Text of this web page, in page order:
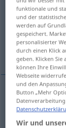
Übersicht
(Für mehr
Umwelt,
Umweltf
Umgebungf
funktionale und
und der
werden auf
gespeichert.
personalisierter
durch einen Klick
geben. Klicken Sie
können Ihre
Webseite
und den
Button „Mehr
Wir und